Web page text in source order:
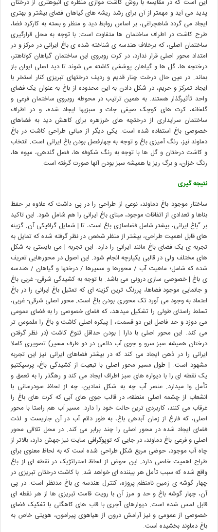
این است که در مقایسه با روش کاشت موازی منظره ی انبوهتری از درختان
پدید می آید و مهمتر از آن برای رشد ریشه های گیاهان فضای بیشتر و بهتری
ایجاد می گردد شاهچراغی،بر اساس روابط دید و منظر و بسته به کارکرد فضا،
طرح کاشت در اطراف ساختمان ها متفاوت است: با توجه به محل قرارگیری
ساختمان اصلی، که برخلاف هندسه ی شناخته شده ی باغ ایرانی در مرکز و در
امتداد محور اصلی قرار ندارد، در کرت روبروی این ساختمان گیاهان کوتاهتر،
درختچه ها، گل ها و گیاهان پوششی کاشته می شوند تا دید اصلی ایوان باز
بماند. در عین حال درخت چنار قدیم و ردیف درختهای تبریزی کنار استخر با
ایجاد تمرکز و حریم، در شکل دادن به این محدوده از باغ به عنوان یک فضای
واحد تأثیرگذار هستند. به همین ترتیب در محوطه روبروی ساختمان فرعی و
گلخانه، کرت های کوچک صیفی جات و سبزیها ایجاد شده، و در اطراف
ساختمان سرایداری از درختچه های خرزهره برای کاهش دید به فضاهای
خصوصی باغ استفاده شده است. یکی دیگر از مبانی طراحی کاشت در باغ
دماوند نیز، رنگ آمیزی باغ و توجه به چهارفصل بودن باغ ایرانی است. انتخاب
و کاشت درختان و گل ها با توجه به رنگ شکوفه ها، فصل گلدهی، میوه ها،
رنگ خزان، و برگ ریز یا همیشه سبز بودن آنها صورت گرفته است.
نتیجه گیری
ساختار موجود باغ دماوند، نوعی از طراحی را در پی داشت که علاوه بر حفظ
بناها و تعدادی از اتفاقات موجود، مبنای باغ ایرانی را هم شامل شود. این تاکید
بر “باغ ایرانی، بیشتر شامل فضاسازی باغ است، تا | شمایل گرافیکی آن. گزینه
های قابل اهمیت طراحی، بیشتر از منظر شخص در نظر گرفته شده که تمایل به
تجربه ی یک فضای باغ مانند ایرانی را دارد. این تجربه | می بایستی به شکل
های مختلف ولی در قالبی یکپارچه انجام شود. این اصول در محورهایی تعریف
شده که شامل؛ ماهیت آب / محورها و مسیرها / درختها و گیاهان / هندسه
ی باغ | خصوصی سازی درونی می باشد. با توجه به کشیدگی شرقی- غربی باغ
و جانمایی موجود فضاها، پررنگ ترین گزینه ای که تمثيل باغ ایرانی را در باغ
اعتماد به وجود می آورد تک محوری بودن باغ است. محور اصلی شرقی- غربی،
تسلط راستای طولی را تشکیل میدهد، که فضای خصوصی را به فضای عمومی
می دوزد و حد فاصل این دو قسمت، | پیکره اصلی کاشت و باغ را ملموس تر
می کند. این محور اصلی با دارا | بودن حداقل تنوع کاشت (در نظر گرفتن
درختان همیشه سبز سرو و جوی آب دائمی در دو طرف مسیر) تصویری کاملا
ایرانی را در ذهن ایجاد می کند که در بیشتر فضاهای ایرانی نیز این تجربه
مشهود است. | طول مسیر محور اصلی با تبعیت از کشیدگی باغ، پرسپکتیو
یک نقطه ای را با دیواره های سبز اطراف ایجاد می کند و رهگذر را به تعمق و
تأمل وا میدارد. عنصر آب چه به شکل نمادین، چه از لحاظ سودرسانی با
انشعاب از چشمه اصلی منطقه، در قالب جوی های آبی که کرت های باغ را
غرقاب می کنند، کاربردی ترین حالت خود را دارد. مسیر آب هم راستا با محور
اصلی، که فارغ از زمان آبدهی باغ، به طور دائم آب در آن جاریست و لذت
فضای ایجاد شده در محور اصلی را چند برابر می کند. در محل تلاقی محور
اصلی و فرعی باغ دماوند، در جایی که توپوگرافی سایت نیز جهش دارد، بالاتر از
چاه آب موجود، حوضی مربع شکلطراحی شده است که به لحاظ معنوی برای
طراح اهمیت خاصی دارد. این حوض از لحاظ استراتژیک در نقطه ای از باغ
واقع شده که سبب تأمل هر بیننده ای خواهد شد. با کاشت درختان تبریزی در
چهار گوشه ی زمین نامنظم پروژه، کنترل هندسه ی باغ مدنظر است. در پی
آن، چهار گوشه باغ و حد و مرز آن با رویت قامت تبریزی ها از هر نقطه ای
قابل لمس شده است. دیوارهای آجری با قاب های کاهگلی با تفکیک فضای
خصوصی از عمومی و نیز آرامش درون از هیاهوی پیرامون، هویتی خاص به
باغ دماوند بخشیده است.